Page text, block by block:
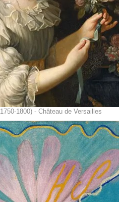
1800) - Château de Versailles